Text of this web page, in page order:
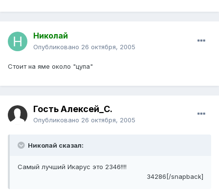
Николай
Опубликовано 26 октября, 2005
Стоит на яме около "цупа"
Гость Алексей_С.
Опубликовано 26 октября, 2005
Николай сказал:
Самый лучший Икарус это 2346!!!!
34286[/snapback]